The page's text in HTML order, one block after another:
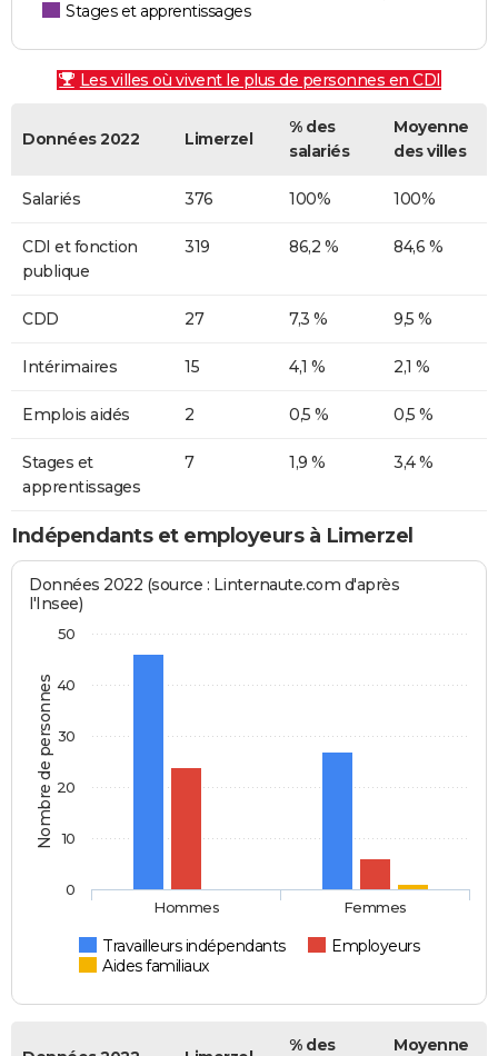
Stages et apprentissages
Les villes où vivent le plus de personnes en CDI
Données 2022 Limerzel
% des
salariés
Moyenne
des villes
Salariés 376 100% 100%
CDI et fonction
publique
319 86,2 % 84,6 %
CDD 27 7,3 % 9,5 %
Intérimaires 15 4,1 % 2,1 %
Emplois aidés 2 0,5 % 0,5 %
Stages et
apprentissages
7 1,9 % 3,4 %
Indépendants et employeurs à Limerzel
Nombre de personnes
Données 2022 (source : Linternaute.com d'après
l'Insee)
Travailleurs indépendants
Employeurs
Aides familiaux
Hommes Femmes
0
10
20
30
40
50
% des Moyenne